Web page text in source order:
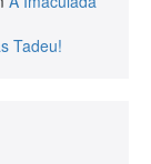
Tadeu!